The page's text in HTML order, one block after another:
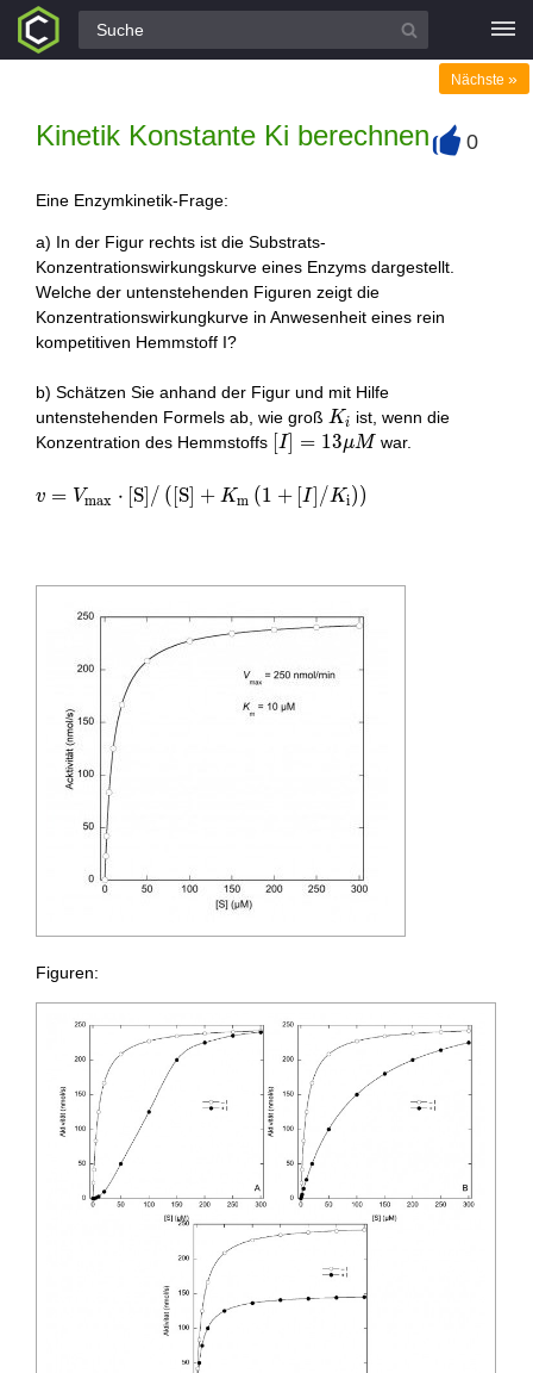
Alle Fragen
Kinetik Konstante Ki berechnen
Nächste »
0
Eine Enzymkinetik-Frage:
a) In der Figur rechts ist die Substrats-
Konzentrationswirkungskurve eines Enzyms dargestellt.
Welche der untenstehenden Figuren zeigt die
Konzentrationswirkungkurve in Anwesenheit eines rein
kompetitiven Hemmstoff I?
b) Schätzen Sie anhand der Figur und mit Hilfe
untenstehenden Formels ab, wie groß K_{i}
Ki ist, wenn die
Konzentration des Hemmstoffs [I]=13
M
I] = 13μM war.
v=V_{\max } \cdot[\mathrm{S}] /
v = Vmax ⋅ S / ( S + Km (1 + [I] /Ki ) )
Figuren: